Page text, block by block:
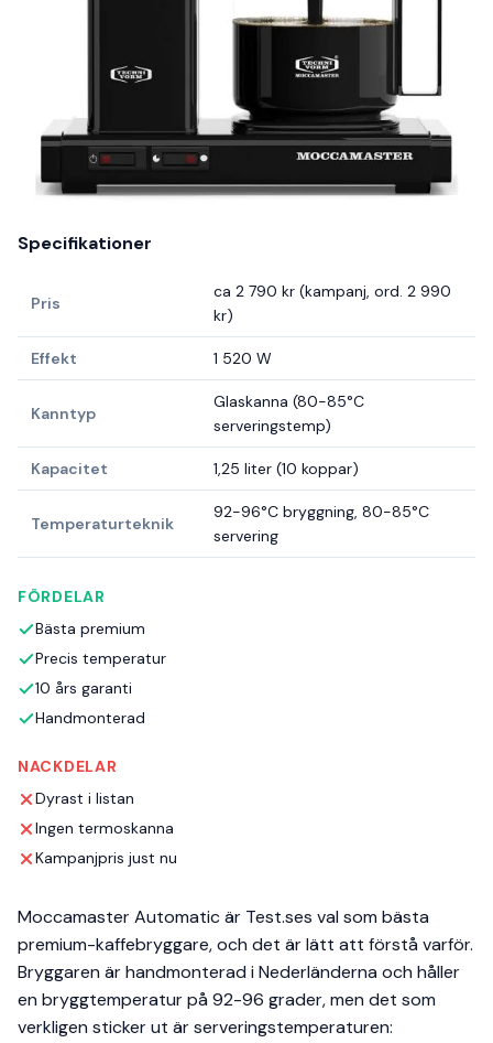
Specifikationer
Pris
ca 2 790 kr (kampanj, ord. 2 990
kr)
Effekt 1 520 W
Kanntyp
Glaskanna (80-85°C
serveringstemp)
Kapacitet 1,25 liter (10 koppar)
Temperaturteknik
92-96°C bryggning, 80-85°C
servering
FÖRDELAR
Bästa premium
Precis temperatur
10 års garanti
Handmonterad
NACKDELAR
Dyrast i listan
Ingen termoskanna
Kampanjpris just nu
Moccamaster Automatic är Test.ses val som bästa
premium-kaffebryggare, och det är lätt att förstå varför.
Bryggaren är handmonterad i Nederländerna och håller
en bryggtemperatur på 92-96 grader, men det som
verkligen sticker ut är serveringstemperaturen: